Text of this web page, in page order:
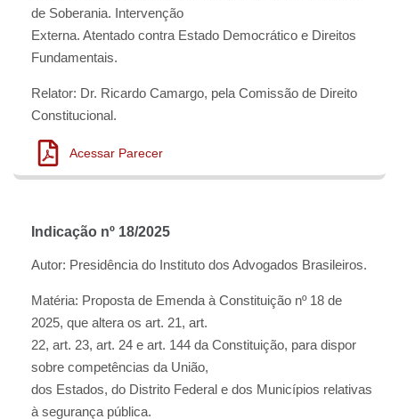
de Soberania. Intervenção
Externa. Atentado contra Estado Democrático e Direitos
Fundamentais.
Relator: Dr. Ricardo Camargo, pela Comissão de Direito
Constitucional.
Acessar Parecer
Indicação nº 18/2025
Autor: Presidência do Instituto dos Advogados Brasileiros.
Matéria: Proposta de Emenda à Constituição nº 18 de
2025, que altera os art. 21, art.
22, art. 23, art. 24 e art. 144 da Constituição, para dispor
sobre competências da União,
dos Estados, do Distrito Federal e dos Municípios relativas
à segurança pública.